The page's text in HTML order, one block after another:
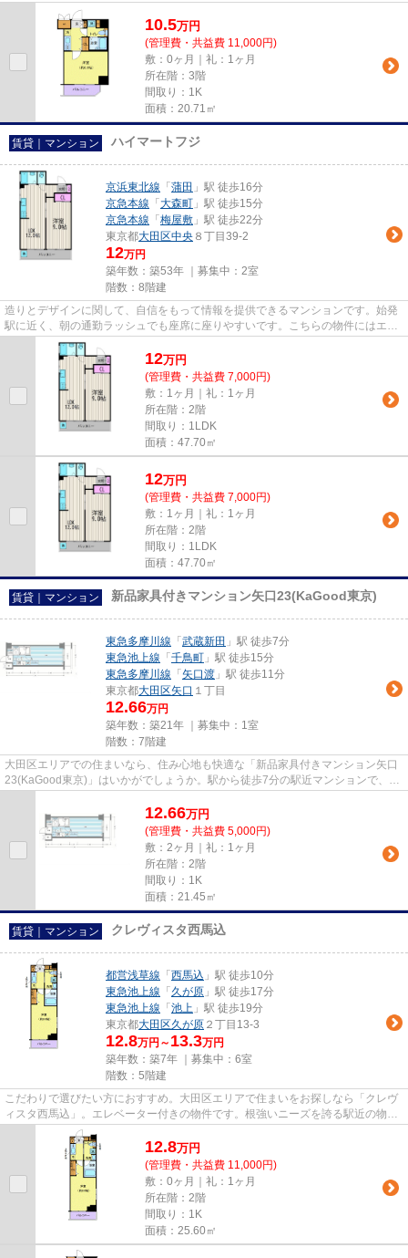
がですか。大田区でのお住まい...
10.5万円
(管理費・共益費 11,000円)
敷：0ヶ月｜礼：1ヶ月
所在階：3階
間取り：1K
面積：20.71㎡
賃貸｜マンション ハイマートフジ
京浜東北線 「 蒲田 」駅 徒歩16分
京急本線 「 大森町 」駅 徒歩15分
京急本線 「 梅屋敷 」駅 徒歩22分
東京都大田区中央 ８丁目39-2
12万円
築年数：築53年 ｜募集中： 2室
階数：8階建
造りとデザインに関して、自信をもって情報を提供できるマンションです。始発
駅に近く、朝の通勤ラッシュでも座席に座りやすいです。こちらの物件にはエレ
ベーターがあります。自宅か...
12万円
(管理費・共益費 7,000円)
敷：1ヶ月｜礼：1ヶ月
所在階：2階
間取り：1LDK
面積：47.70㎡
12万円
(管理費・共益費 7,000円)
敷：1ヶ月｜礼：1ヶ月
所在階：2階
間取り：1LDK
面積：47.70㎡
賃貸｜マンション 新品家具付きマンション矢口23(KaGood東京)
東急多摩川線 「 武蔵新田 」駅 徒歩7分
東急池上線 「 千鳥町 」駅 徒歩15分
東急多摩川線 「 矢口渡 」駅 徒歩11分
東京都大田区矢口 １丁目
12.66万円
築年数：築21年 ｜募集中： 1室
階数：7階建
大田区エリアでの住まいなら、住み心地も快適な「新品家具付きマンション矢口
23(KaGood東京)」はいかがでしょうか。駅から徒歩7分の駅近マンションで、快
12.66万円
(管理費・共益費 5,000円)
敷：2ヶ月｜礼：1ヶ月
所在階：2階
間取り：1K
面積：21.45㎡
賃貸｜マンション クレヴィスタ西馬込
都営浅草線 「 西馬込 」駅 徒歩10分
東急池上線 「 久が原 」駅 徒歩17分
東急池上線 「 池上 」駅 徒歩19分
東京都大田区久が原 ２丁目13-3
12.8万円～ 13.3万円
築年数：築7年 ｜募集中： 6室
階数：5階建
こだわりで選びたい方におすすめ。大田区エリアで住まいをお探しなら「クレヴ
ィスタ西馬込」。エレベーター付きの物件です。根強いニーズを誇る駅近の物件
となり、徒歩10分に駅があり...
12.8万円
(管理費・共益費 11,000円)
敷：0ヶ月｜礼：1ヶ月
所在階：2階
間取り：1K
面積：25.60㎡